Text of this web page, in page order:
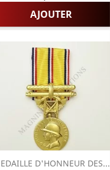
AJOUTER
D'HONNEUR DES...